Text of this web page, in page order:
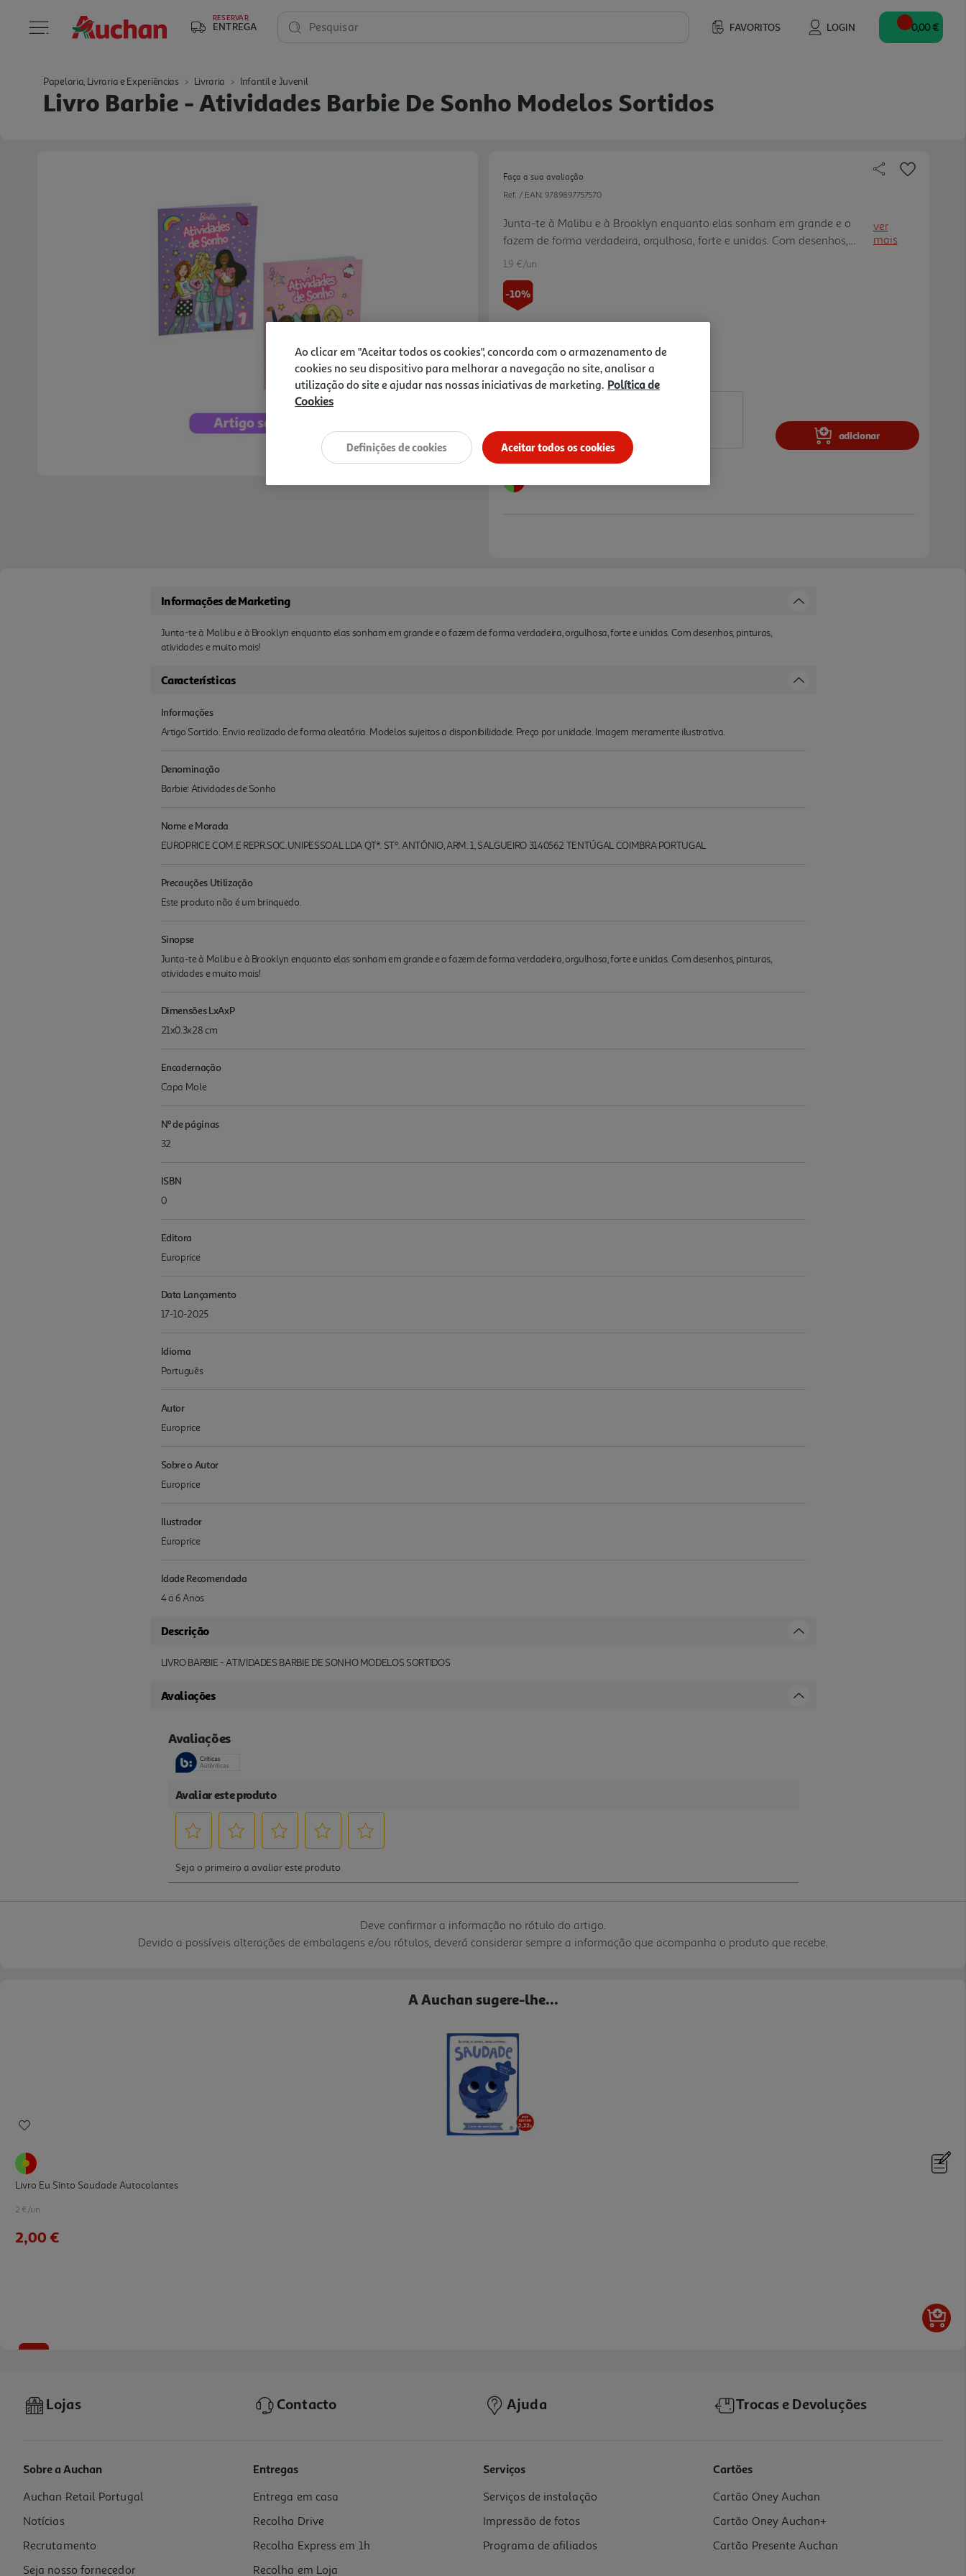
RESERVAR
ENTREGA FAVORITOS LOGIN
Pesquisar 0,00 €
Papelaria, Livraria e Experiências Livraria Infantil e Juvenil
Livro Barbie - Atividades Barbie De Sonho Modelos Sortidos
Faça a sua avaliação
Ref. / EAN: 9789897757570
Junta-te à Malibu e à Brooklyn enquanto elas sonham em grande e o
fazem de forma verdadeira, orgulhosa, forte e unidas. Com desenhos,
pinturas, atividades e muito mais!
ver
mais
1.9 €/un
-10%
1,90 €
Notas de preparação
adicionar
Informações de Marketing
Junta-te à Malibu e à Brooklyn enquanto elas sonham em grande e o fazem de forma verdadeira, orgulhosa, forte e unidas. Com desenhos, pinturas,
atividades e muito mais!
Características
Informações
Artigo Sortido. Envio realizado de forma aleatória. Modelos sujeitos a disponibilidade. Preço por unidade. Imagem meramente ilustrativa.
Denominação
Barbie: Atividades de Sonho
Nome e Morada
EUROPRICE COM.E REPR.SOC.UNIPESSOAL LDA QTª. STº. ANTÓNIO, ARM. 1, SALGUEIRO 3140562 TENTÚGAL COIMBRA PORTUGAL
Precauções Utilização
Este produto não é um brinquedo.
Sinopse
Junta-te à Malibu e à Brooklyn enquanto elas sonham em grande e o fazem de forma verdadeira, orgulhosa, forte e unidas. Com desenhos, pinturas,
atividades e muito mais!
Dimensões LxAxP
21x0.3x28 cm
Encadernação
Capa Mole
Nº de páginas
32
ISBN
0
Editora
Europrice
Data Lançamento
17-10-2025
Idioma
Português
Autor
Europrice
Sobre o Autor
Europrice
Ilustrador
Europrice
Idade Recomendada
4 a 6 Anos
Descrição
LIVRO BARBIE - ATIVIDADES BARBIE DE SONHO MODELOS SORTIDOS
Avaliações
Deve confirmar a informação no rótulo do artigo.
Devido a possíveis alterações de embalagens e/ou rótulos, deverá considerar sempre a informação que acompanha o produto que recebe.
A Auchan sugere-lhe...
Livro Eu Sinto Saudade Autocolantes
2 €/un
2,00 €
Livro Masha E O Urso Atividades Para Pintar
11.69 €/un
11,69 €
Lojas Contacto Ajuda Trocas e Devoluções
Sobre a Auchan
Auchan Retail Portugal
Notícias
Recrutamento
Seja nosso fornecedor
Entregas
Entrega em casa
Recolha Drive
Recolha Express em 1h
Recolha em Loja
Serviços
Serviços de instalação
Impressão de fotos
Programa de afiliados
Cartões
Cartão Oney Auchan
Cartão Oney Auchan+
Cartão Presente Auchan
Ao clicar em "Aceitar todos os cookies", concorda com o armazenamento de
cookies no seu dispositivo para melhorar a navegação no site, analisar a
utilização do site e ajudar nas nossas iniciativas de marketing. Política de
Cookies
Aceitar todos os cookies
Definições de cookies